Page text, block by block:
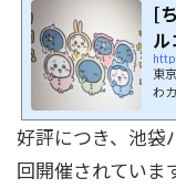
[
東
わ
好評につき、池袋
回開催されていま